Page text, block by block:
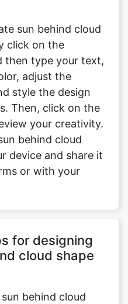
sun behind cloud
click on the
then type your text,
adjust the
style the design
Then, click on the
your creativity.
behind cloud
device and share it
or with your
for designing
cloud shape
behind cloud